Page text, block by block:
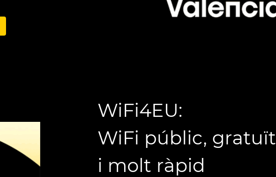
WiFi4EU:
WiFi públic, gratuït
i molt ràpid